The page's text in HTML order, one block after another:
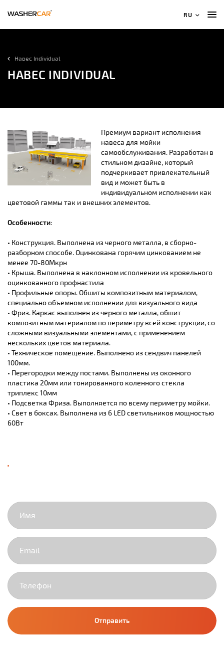
RU
Навес Individual
НАВЕС INDIVIDUAL
Премиум вариант исполнения
навеса для мойки
самообслуживания. Разработан в
стильном дизайне, который
подчеркивает привлекательный
вид и может быть в
индивидуальном исполнении как
цветовой гаммы так и внешних элементов.
Особенности:
Конструкция. Выполнена из черного металла, в сборно-
разборном способе. Оцинкована горячим цинкованием не
менее 70-80Мкрн
Крыша. Выполнена в наклонном исполнении из кровельного
оцинкованного профнастила
Профильные опоры. Обшиты композитным материалом,
специально объемном исполнении для визуального вида
Фриз. Каркас выполнен из черного металла, обшит
композитным материалом по периметру всей конструкции, со
сложными визуальными элементами, с применением
нескольких цветов материала.
Техническое помещение. Выполнено из сендвич панелей
100мм.
Перегородки между постами. Выполнены из оконного
пластика 20мм или тонированного коленного стекла
триплекс 10мм
Подсветка Фриза. Выполняется по всему периметру мойки.
Свет в боксах. Выполнена из 6 LED светильников мощностью
60Вт
Отправить